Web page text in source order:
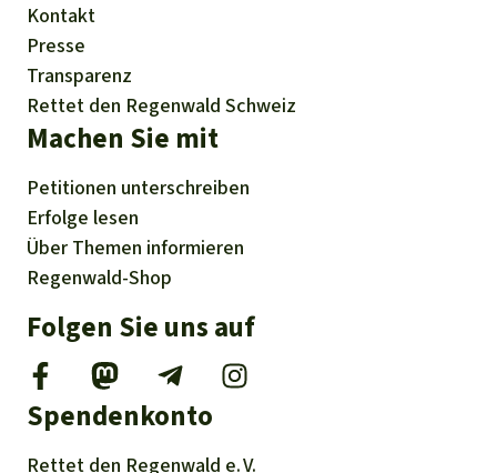
Kontakt
Presse
Transparenz
Rettet den Regenwald Schweiz
Machen Sie mit
Petitionen unterschreiben
Erfolge lesen
Über Themen informieren
Regenwald-Shop
Folgen Sie uns auf
Spendenkonto
Rettet den Regenwald e. V.